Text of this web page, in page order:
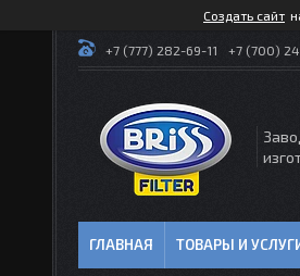
Создать сайт
+7 (777) 282-69-11 +7 (700)
ГЛАВНАЯ ТОВАРЫ И